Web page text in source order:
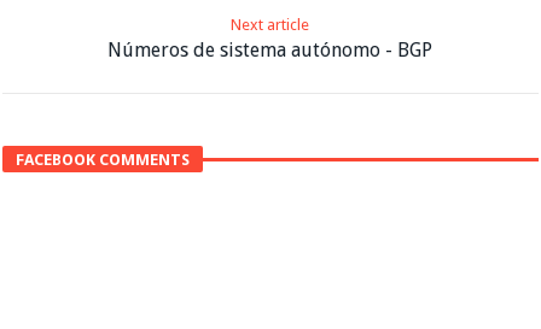
Next article
Números de sistema autónomo - BGP
FACEBOOK COMMENTS